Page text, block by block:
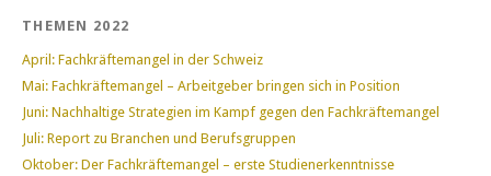
THEMEN 2022
April: Fachkräftemangel in der Schweiz
Mai: Fachkräftemangel – Arbeitgeber bringen sich in Position
Juni: Nachhaltige Strategien im Kampf gegen den Fachkräftemangel
Juli: Report zu Branchen und Berufsgruppen
Oktober: Der Fachkräftemangel – erste Studienerkenntnisse